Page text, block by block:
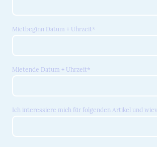
Mietbeginn Datum + Uhrzeit*
Mietende Datum + Uhrzeit*
Ich interessiere mich für folgenden Artikel und